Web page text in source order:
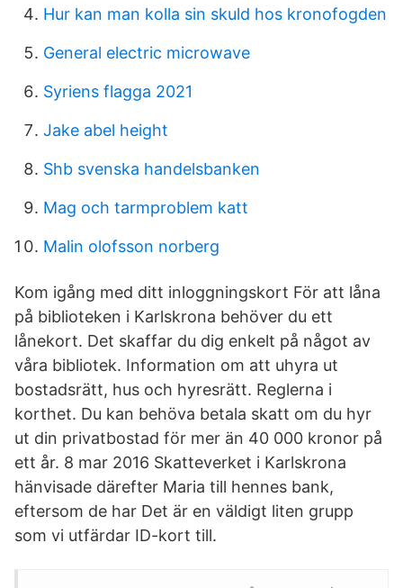
Hur kan man kolla sin skuld hos kronofogden
General electric microwave
Syriens flagga 2021
Jake abel height
Shb svenska handelsbanken
Mag och tarmproblem katt
Malin olofsson norberg
Kom igång med ditt inloggningskort För att låna
på biblioteken i Karlskrona behöver du ett
lånekort. Det skaffar du dig enkelt på något av
våra bibliotek. Information om att uhyra ut
bostadsrätt, hus och hyresrätt. Reglerna i
korthet. Du kan behöva betala skatt om du hyr
ut din privatbostad för mer än 40 000 kronor på
ett år. 8 mar 2016 Skatteverket i Karlskrona
hänvisade därefter Maria till hennes bank,
eftersom de har Det är en väldigt liten grupp
som vi utfärdar ID-kort till.